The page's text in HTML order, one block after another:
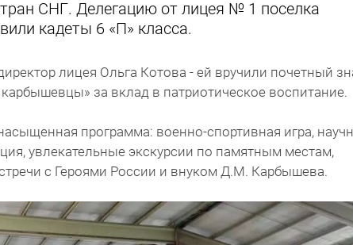
СНГ. Делегацию от лицея № 1 поселка
кадеты 6 «П» класса.
лицея Ольга Котова - ей вручили почетный
за вклад в патриотическое воспитание.
программа: военно-спортивная игра,
увлекательные экскурсии по памятным местам,
с Героями России и внуком Д.М. Карбышева.